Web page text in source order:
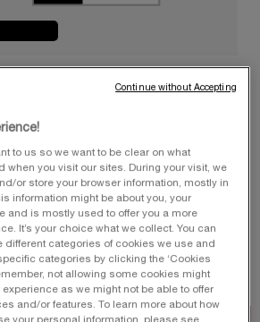
en édition limitée offerte​ ⓘ
gratuits
Apple Pay & Paypal fidélité : 20% & des
cadeaux offerts
to us so we want to be clear on what
when you visit our sites. During your visit, we
or store your browser information, mostly in
information might be about you, your
and is mostly used to offer you a more
It’s your choice what we collect. You can
different categories of cookies we use and
categories by clicking the ‘Cookies
not allowing some cookies might
as we might not be able to offer
and/or features. To learn more about how
Continue without Accepting